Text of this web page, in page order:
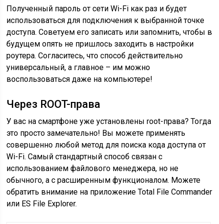
Полученный пароль от сети Wi-Fi как раз и будет
использоваться для подключения к выбранной точке
доступа. Советуем его записать или запомнить, чтобы в
будущем опять не пришлось заходить в настройки
роутера. Согласитесь, что способ действительно
универсальный, а главное – им можно
воспользоваться даже на компьютере!
Через ROOT-права
У вас на смартфоне уже установлены root-права? Тогда
это просто замечательно! Вы можете применять
совершенно любой метод для поиска кода доступа от
Wi-Fi. Самый стандартный способ связан с
использованием файлового менеджера, но не
обычного, а с расширенным функционалом. Можете
обратить внимание на приложение Total File Commander
или ES File Explorer.